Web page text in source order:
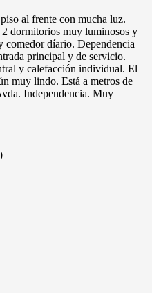
al frente con mucha luz.
dormitorios muy luminosos y
comedor díario. Dependencia
principal y de servicio.
y calefacción individual. El
muy lindo. Está a metros de
Independencia. Muy